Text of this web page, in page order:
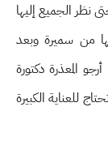
الجميع إليها
من سميرة وبعد
المعذرة دكتورة
للعناية الكبيرة